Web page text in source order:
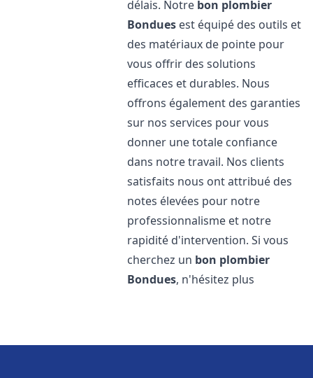
délais. Notre bon plombier
Bondues est équipé des outils et
des matériaux de pointe pour
vous offrir des solutions
efficaces et durables. Nous
offrons également des garanties
sur nos services pour vous
donner une totale confiance
dans notre travail. Nos clients
satisfaits nous ont attribué des
notes élevées pour notre
professionnalisme et notre
rapidité d'intervention. Si vous
cherchez un bon plombier
Bondues, n'hésitez plus